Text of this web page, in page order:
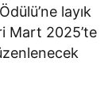
layık
Mart 2025’te